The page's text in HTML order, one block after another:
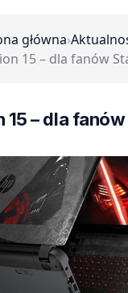
główna›
15 – dla fanów
15 – dla